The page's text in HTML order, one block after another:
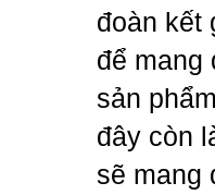
đoàn kết
để mang
sản
đây còn
sẽ mang